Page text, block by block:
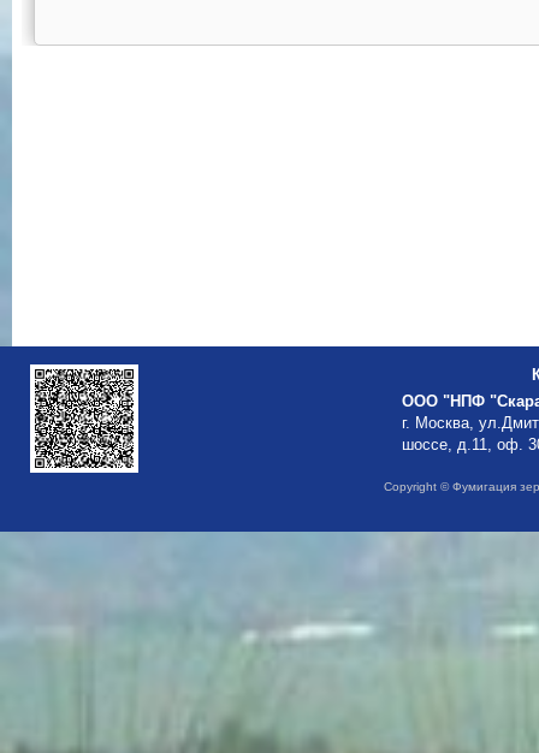
ООО "НПФ
г. Москва,
шоссе, д.11, оф.
Copyright © Фумигация